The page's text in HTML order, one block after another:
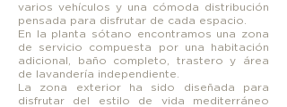
varios vehículos y una cómoda distribución
pensada para disfrutar de cada espacio.
En la planta sótano encontramos una zona
de servicio compuesta por una habitación
adicional, baño completo, trastero y área
de lavandería independiente.
La zona exterior ha sido diseñada para
disfrutar del estilo de vida mediterráneo